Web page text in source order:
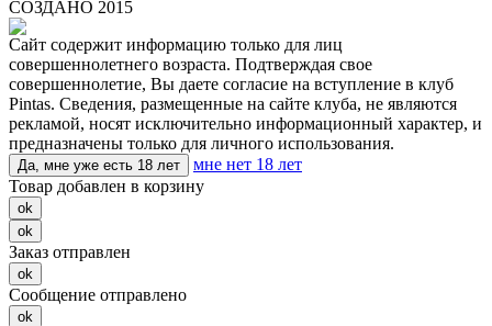
СОЗДАНО 2015
Сайт содержит информацию только для лиц
совершеннолетнего возраста. Подтверждая свое
совершеннолетие, Вы даете согласие на вступление в клуб
Pintas. Сведения, размещенные на сайте клуба, не являются
рекламой, носят исключительно информационный характер, и
предназначены только для личного использования.
Да, мне уже есть 18 лет
мне нет 18 лет
Товар добавлен в корзину
ok
ok
Заказ отправлен
ok
Сообщение отправлено
ok